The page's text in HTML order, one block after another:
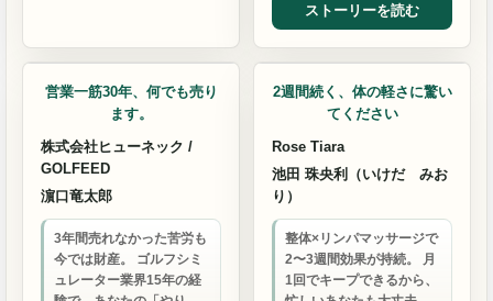
へ。 本物の満足感を、毎
日…
ストーリーを読む
ゴルフシミュレター
営業一筋30年、何でも売り
ます。
株式会社ヒューネック /
GOLFEED
濵口竜太郎
3年間売れなかった苦労も
今では財産。 ゴルフシミ
ュレーター業界15年の経
整体・マッサージ
2週間続く、体の軽さに驚い
てください
Rose Tiara
池田 珠央利（いけだ みお
り）
整体×リンパマッサージで
2〜3週間効果が持続。 月
1回でキープできるから、